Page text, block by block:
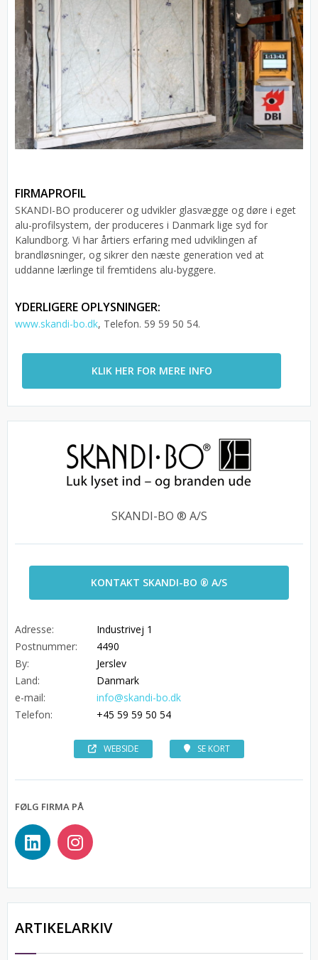
FIRMAPROFIL
SKANDI-BO producerer og udvikler glasvægge og døre i eget
alu-profilsystem, der produceres i Danmark lige syd for
Kalundborg. Vi har årtiers erfaring med udviklingen af
brandløsninger, og sikrer den næste generation ved at
uddanne lærlinge til fremtidens alu-byggere.
YDERLIGERE OPLYSNINGER:
www.skandi-bo.dk, Telefon. 59 59 50 54.
KLIK HER FOR MERE INFO
SKANDI-BO ® A/S
KONTAKT SKANDI-BO ® A/S
Adresse:
Industrivej 1
Postnummer:
4490
By:
Jerslev
Land:
Danmark
e-mail:
info@skandi-bo.dk
Telefon:
+45 59 59 50 54
WEBSIDE SE KORT
FØLG FIRMA PÅ
ARTIKELARKIV